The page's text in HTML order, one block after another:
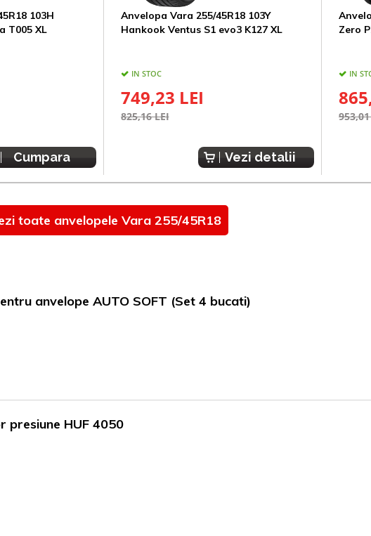
103H
T005 XL
Cumpara
Anvelopa Vara 255/45R18 103Y
Hankook Ventus S1 evo3 K127 XL
IN STOC
749,23 LEI
825,16 LEI
Vezi detalii
Zero
IN
toate anvelopele Vara 255/45R18
anvelope AUTO SOFT (Set 4 bucati)
presiune HUF 4050